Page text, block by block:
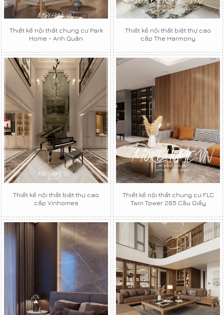
Thiết kế nội thất chung cư Park
Home - Anh Quân
Thiết kế nội thất biệt thự cao
cấp The Harmony
Thiết kế nội thất biệt thự cao
cấp Vinhomes
Thiết kế nội thất chung cư FLC
Twin Tower 265 Cầu Giấy